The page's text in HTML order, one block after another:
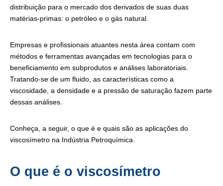
distribuição para o mercado dos derivados de suas duas
matérias-primas: o petróleo e o gás natural.
Empresas e profissionais atuantes nesta área contam com
métodos e ferramentas avançadas em tecnologias para o
beneficiamento em subprodutos e análises laboratoriais.
Tratando-se de um fluido, as características como a
viscosidade, a densidade e a pressão de saturação fazem parte
dessas análises.
Conheça, a seguir, o que é e quais são as aplicações do
viscosímetro na Indústria Petroquímica.
O que é o viscosímetro